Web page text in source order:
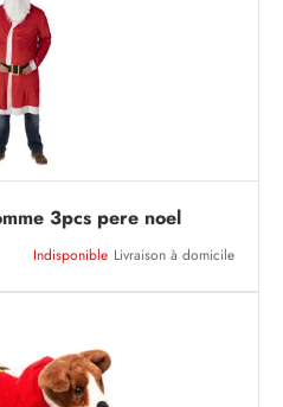
3pcs pere noel
Indisponible Livraison à domicile